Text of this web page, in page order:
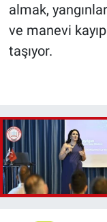
almak,
ve manevi
taşıyor.